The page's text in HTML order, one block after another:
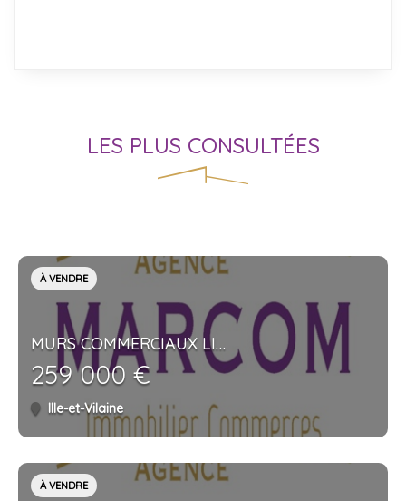
LES PLUS CONSULTÉES
À VENDRE
MURS COMMERCIAUX LIBRES
259 000 €
Ille-et-Vilaine
À VENDRE